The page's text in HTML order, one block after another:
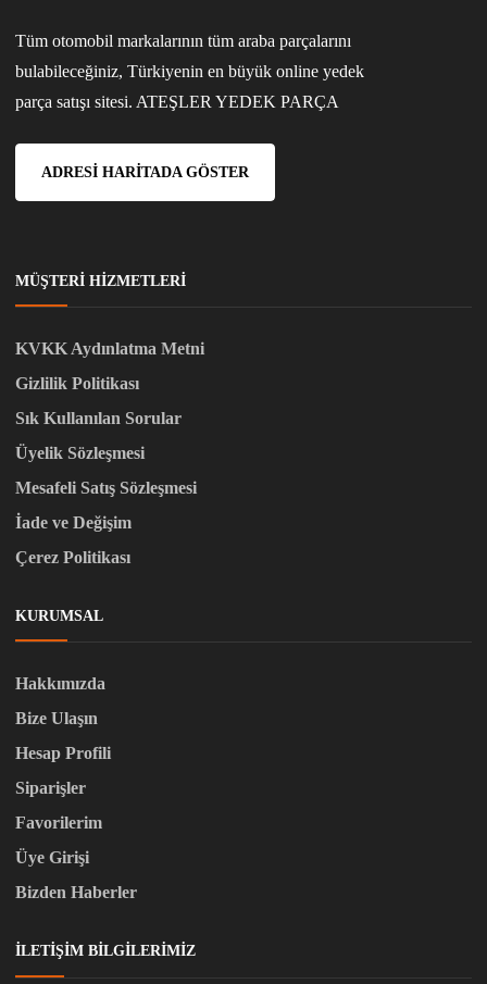
Tüm otomobil markalarının tüm araba parçalarını
bulabileceğiniz, Türkiyenin en büyük online yedek
parça satışı sitesi. ATEŞLER YEDEK PARÇA
ADRESI HARITADA GÖSTER
MÜŞTERI HIZMETLERI
KVKK Aydınlatma Metni
Gizlilik Politikası
Sık Kullanılan Sorular
Üyelik Sözleşmesi
Mesafeli Satış Sözleşmesi
İade ve Değişim
Çerez Politikası
KURUMSAL
Hakkımızda
Bize Ulaşın
Hesap Profili
Siparişler
Favorilerim
Üye Girişi
Bizden Haberler
İLETIŞIM BILGILERIMIZ